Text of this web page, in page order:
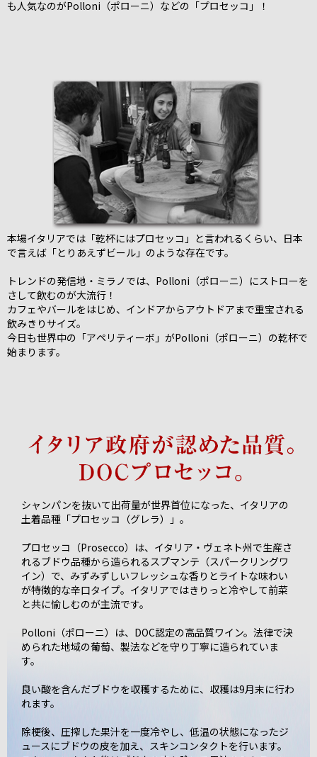
も人気なのがPolloni（ポローニ）などの「プロセッコ」！
本場イタリアでは「乾杯にはプロセッコ」と言われるくらい、日本
で言えば「とりあえずビール」のような存在です。
トレンドの発信地・ミラノでは、Polloni（ポローニ）にストローを
さして飲むのが大流行！
カフェやバールをはじめ、インドアからアウトドアまで重宝される
飲みきりサイズ。
今日も世界中の「アペリティーボ」がPolloni（ポローニ）の乾杯で
始まります。
シャンパンを抜いて出荷量が世界首位になった、イタリアの
土着品種「プロセッコ（グレラ）」。
プロセッコ（Prosecco）は、イタリア・ヴェネト州で生産さ
れるブドウ品種から造られるスプマンテ（スパークリングワ
イン）で、みずみずしいフレッシュな香りとライトな味わい
が特徴的な辛口タイプ。イタリアではきりっと冷やして前菜
と共に愉しむのが主流です。
Polloni（ポローニ）は、DOC認定の高品質ワイン。法律で決
められた地域の葡萄、製法などを守り丁寧に造られていま
す。
良い酸を含んだブドウを収穫するために、収穫は9月末に行わ
れます。
除梗後、圧搾した果汁を一度冷やし、低温の状態になったジ
ュースにブドウの皮を加え、スキンコンタクトを行います。